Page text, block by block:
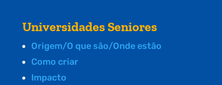
Universidades Seniores
Origem/O que são/Onde estão
Como criar
Impacto